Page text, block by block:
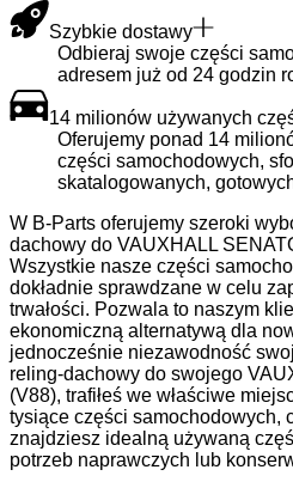
Szybkie dostawy
Odbieraj swoje części
adresem już od 24 godzin
14 milionów używanych
Oferujemy ponad 14
części samochodowych,
skatalogowanych,
W B-Parts oferujemy szeroki
dachowy do VAUXHALL
Wszystkie nasze części
dokładnie sprawdzane w celu
trwałości. Pozwala to naszym
ekonomiczną alternatywą dla
jednocześnie niezawodność
reling-dachowy do swojego
(V88), trafiłeś we właściwe
tysiące części samochodowych,
znajdziesz idealną używaną
potrzeb naprawczych lub